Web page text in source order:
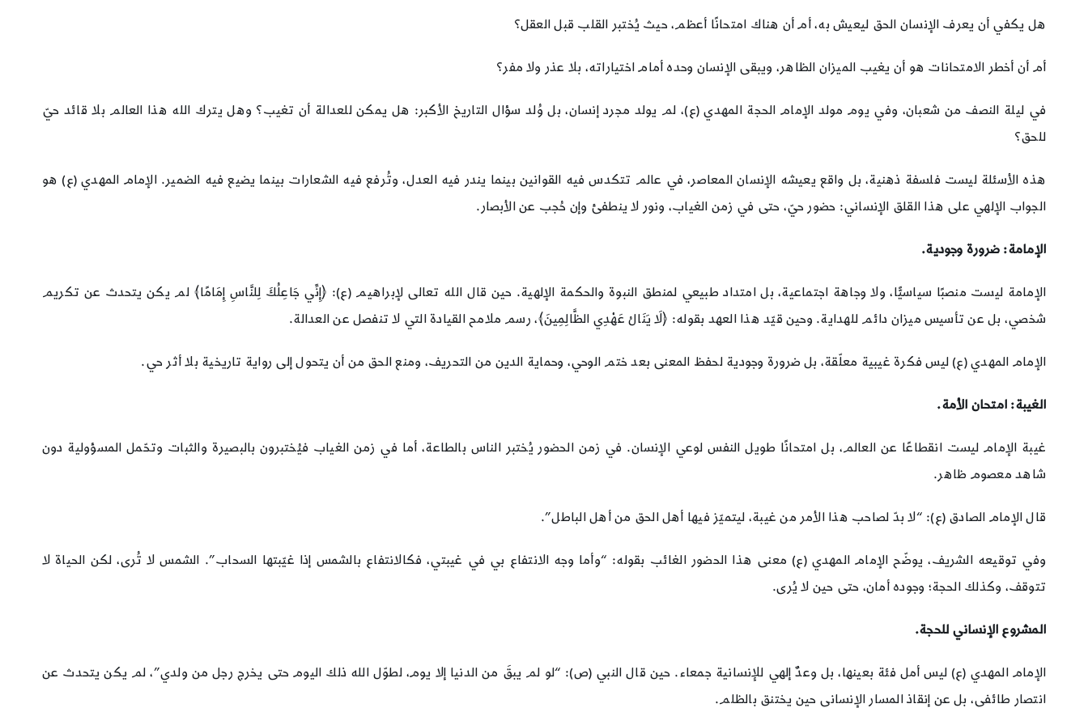
هل يكفي أن يعرف الإنسان الحق ليعيش به، أم أن هناك امتحانًا أعظم، حيث يُختبر القلب قبل العقل؟
أم أن أخطر الامتحانات هو أن يغيب الميزان الظاهر، ويبقى الإنسان وحده أمام اختياراته، بلا عذر ولا مفر؟
في ليلة النصف من شعبان، وفي يوم مولد الإمام الحجة المهدي (ع)، لم يولد مجرد إنسان، بل وُلد سؤال التاريخ الأكبر: هل يمكن للعدالة أن تغيب؟ وهل يترك الله هذا العالم بلا قائد حيّ
للحق؟
هذه الأسئلة ليست فلسفة ذهنية، بل واقع يعيشه الإنسان المعاصر، في عالم تتكدس فيه القوانين بينما يندر فيه العدل، وتُرفع فيه الشعارات بينما يضيع فيه الضمير. الإمام المهدي (ع) هو
الجواب الإلهي على هذا القلق الإنساني: حضور حيّ، حتى في زمن الغياب، ونور لا ينطفئ وإن حُجب عن الأبصار.
الإمامة: ضرورة وجودية.
الإمامة ليست منصبًا سياسيًّا، ولا وجاهة اجتماعية، بل امتداد طبيعي لمنطق النبوة والحكمة الإلهية. حين قال الله تعالى لإبراهيم (ع): ﴿إِنِّي جَاعِلُكَ لِلنَّاسِ إِمَامًا﴾ لم يكن يتحدث عن تكريم
شخصي، بل عن تأسيس ميزان دائم للهداية. وحين قيّد هذا العهد بقوله: ﴿لَا يَنَالُ عَهْدِي الظَّالِمِينَ﴾، رسم ملامح القيادة التي لا تنفصل عن العدالة.
الإمام المهدي (ع) ليس فكرة غيبية معلّقة، بل ضرورة وجودية لحفظ المعنى بعد ختم الوحي، وحماية الدين من التحريف، ومنع الحق من أن يتحول إلى رواية تاريخية بلا أثر حي.
الغيبة: امتحان الأمة.
غيبة الإمام ليست انقطاعًا عن العالم، بل امتحانًا طويل النفس لوعي الإنسان. في زمن الحضور يُختبر الناس بالطاعة، أما في زمن الغياب فيُختبرون بالبصيرة والثبات وتحّمل المسؤولية دون
شاهد معصوم ظاهر.
قال الإمام الصادق (ع): “لا بدّ لصاحب هذا الأمر من غيبة، ليتميّز فيها أهل الحق من أهل الباطل”.
وفي توقيعه الشريف، يوضّح الإمام المهدي (ع) معنى هذا الحضور الغائب بقوله: “وأما وجه الانتفاع بي في غيبتي، فكالانتفاع بالشمس إذا غيّبتها السحاب”. الشمس لا تُرى، لكن الحياة لا
تتوقف، وكذلك الحجة؛ وجوده أمان، حتى حين لا يُرى.
المشروع الإنساني للحجة.
الإمام المهدي (ع) ليس أمل فئة بعينها، بل وعدٌ إلهي للإنسانية جمعاء. حين قال النبي (ص): “لو لم يبقَ من الدنيا إلا يوم، لطوّل الله ذلك اليوم حتى يخرج رجل من ولدي”، لم يكن يتحدث عن
انتصار طائفي، بل عن إنقاذ المسار الإنساني حين يختنق بالظلم.